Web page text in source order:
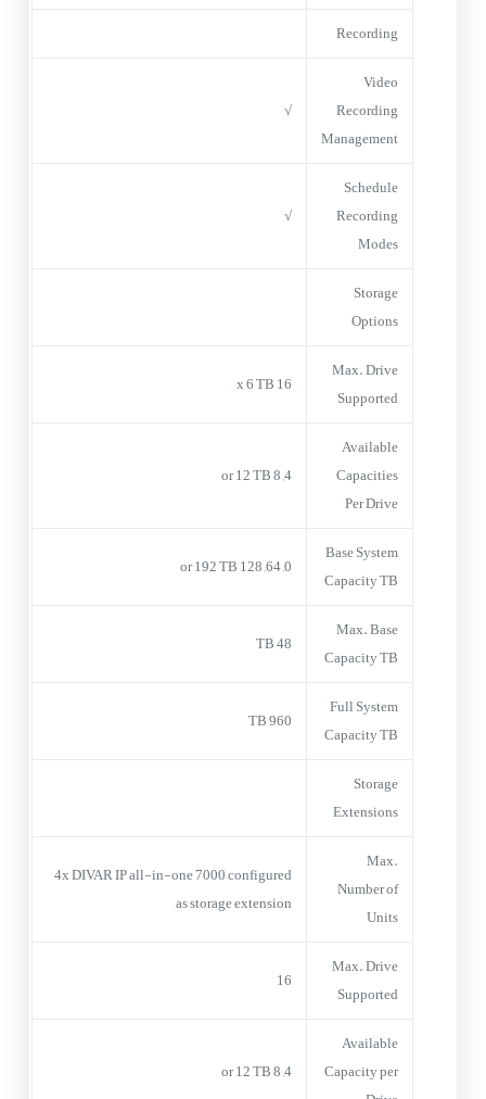
Recording
Video
Recording
Management
√
Schedule
Recording
Modes
√
Storage
Options
Max. Drive
Supported
16 x 6 TB
Available
Capacities
Per Drive
4, 8 or 12 TB
Base System
Capacity TB
0, 64, 128 or 192 TB
Max. Base
Capacity TB
48 TB
Full System
Capacity TB
960 TB
Storage
Extensions
Max.
Number of
Units
4x DIVAR IP all-in-one 7000 configured
as storage extension
Max. Drive
Supported
16
Available
Capacity per
4, 8 or 12 TB